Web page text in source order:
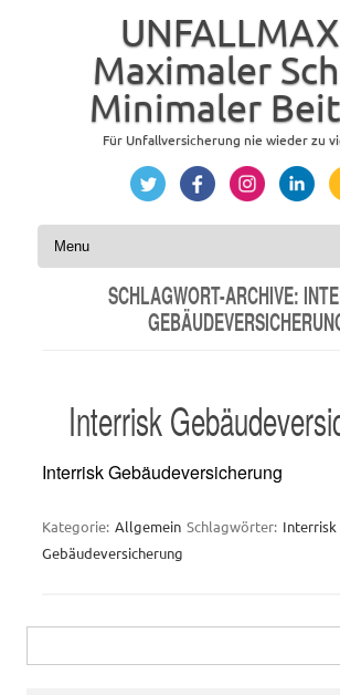
Maximaler
Minimaler
Für Unfallversicherung nie wieder zu
Zum Inhalt springen
SCHLAGWORT-ARCHIVE:
Interrisk
Interrisk Gebäudeversicherung
Kategorie: Allgemein Schlagwörter: Interrisk
Gebäudeversicherung
nach: